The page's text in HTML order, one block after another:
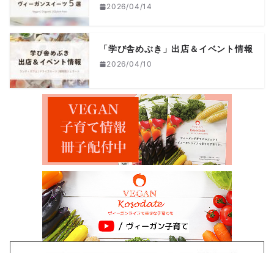
2026/04/14
「学び舎めぶき」出店＆イベント情報
2026/04/10